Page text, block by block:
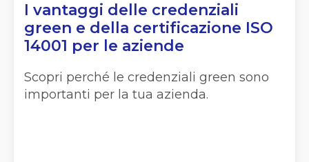
I vantaggi delle credenziali
green e della certificazione ISO
14001 per le aziende
Scopri perché le credenziali green sono
importanti per la tua azienda.